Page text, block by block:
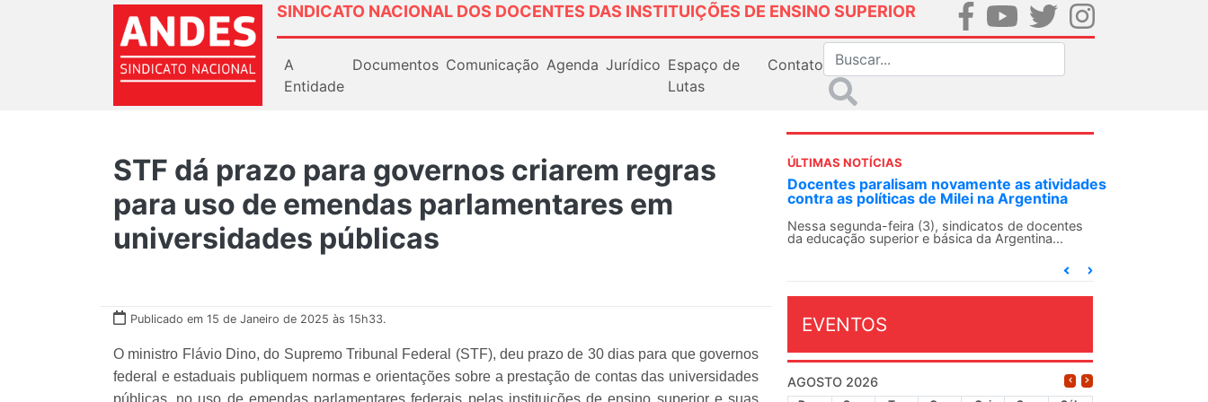
SINDICATO NACIONAL DOS DOCENTES DAS INSTITUIÇÕES DE ENSINO SUPERIOR
A
Entidade
Documentos Comunicação Agenda Jurídico Espaço de
Lutas
Contato
STF dá prazo para governos criarem regras
para uso de emendas parlamentares em
universidades públicas
Publicado em 15 de Janeiro de 2025 às 15h33.
O ministro Flávio Dino, do Supremo Tribunal Federal (STF), deu prazo de 30 dias para que governos
federal e estaduais publiquem normas e orientações sobre a prestação de contas das universidades
públicas, no uso de emendas parlamentares federais pelas instituições de ensino superior e suas
ÚLTIMAS NOTÍCIAS
ANDES-SN convoca docentes para Dia de
Solidariedade Internacionalista com Cuba em
13 de agosto
O ANDES-SN conclama suas seções sindicais e o
EVENTOS